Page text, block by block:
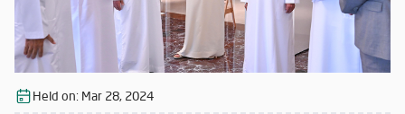
Held on: Mar 28, 2024